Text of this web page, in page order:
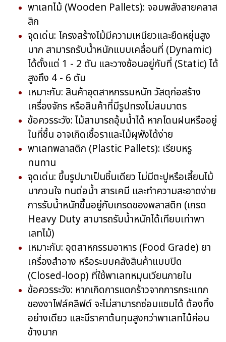
พาเลทไม้ (Wooden Pallets): จอมพลังสายคลาส
สิก
จุดเด่น: โครงสร้างไม้มีความเหนียวและยืดหยุ่นสูง
มาก สามารถรับน้ำหนักแบบเคลื่อนที่ (Dynamic)
ได้ตั้งแต่ 1 - 2 ตัน และวางซ้อนอยู่กับที่ (Static) ได้
สูงถึง 4 - 6 ตัน
เหมาะกับ: สินค้าอุตสาหกรรมหนัก วัสดุก่อสร้าง
เครื่องจักร หรือสินค้าที่มีรูปทรงไม่สมมาตร
ข้อควรระวัง: ไม้สามารถอุ้มน้ำได้ หากโดนฝนหรืออยู่
ในที่ชื้น อาจเกิดเชื้อราและไม้ผุพังได้ง่าย
พาเลทพลาสติก (Plastic Pallets): เรียบหรู
ทนทาน
จุดเด่น: ขึ้นรูปมาเป็นชิ้นเดียว ไม่มีตะปูหรือเสี้ยนไม้
มากวนใจ ทนต่อน้ำ สารเคมี และทำความสะอาดง่าย
การรับน้ำหนักขึ้นอยู่กับเกรดของพลาสติก (เกรด
Heavy Duty สามารถรับน้ำหนักได้เทียบเท่าพา
เลทไม้)
เหมาะกับ: อุตสาหกรรมอาหาร (Food Grade) ยา
เครื่องสำอาง หรือระบบคลังสินค้าแบบปิด
(Closed-loop) ที่ใช้พาเลทหมุนเวียนภายใน
ข้อควรระวัง: หากเกิดการแตกร้าวจากการกระแทก
ของงาโฟล์คลิฟต์ จะไม่สามารถซ่อมแซมได้ ต้องทิ้ง
อย่างเดียว และมีราคาต้นทุนสูงกว่าพาเลทไม้ค่อน
ข้างมาก